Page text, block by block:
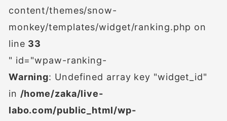
content/themes/snow-
monkey/templates/widget/ranking.php on
line 33
" id="wpaw-ranking-
Warning: Undefined array key "widget_id"
in /home/zaka/live-
labo.com/public_html/wp-